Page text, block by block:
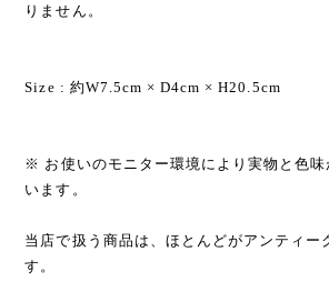
りません。
Size : 約W7.5cm × D4cm × H20.5cm
※ お使いのモニター環境により実物と色
います。
当店で扱う商品は、ほとんどがアンティー
す。